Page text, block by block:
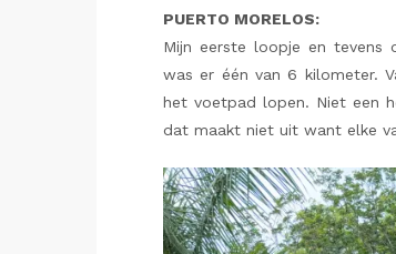
PUERTO MORELOS:
Mijn eerste loopje en tevens
was er één van 6 kilometer.
het voetpad lopen. Niet een
dat maakt niet uit want elke